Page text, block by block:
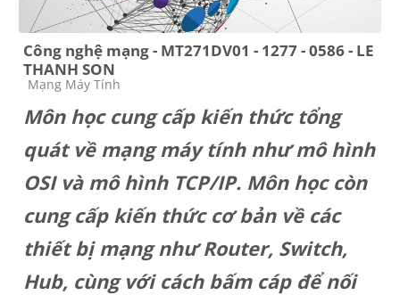
Công nghệ mạng - MT271DV01 - 1277 - 0586 - LE
THANH SON
Course category
Mạng Máy Tính
Môn học cung cấp kiến thức tổng
quát về mạng máy tính như mô hình
OSI và mô hình TCP/IP. Môn học còn
cung cấp kiến thức cơ bản về các
thiết bị mạng như Router, Switch,
Hub, cùng với cách bấm cáp để nối